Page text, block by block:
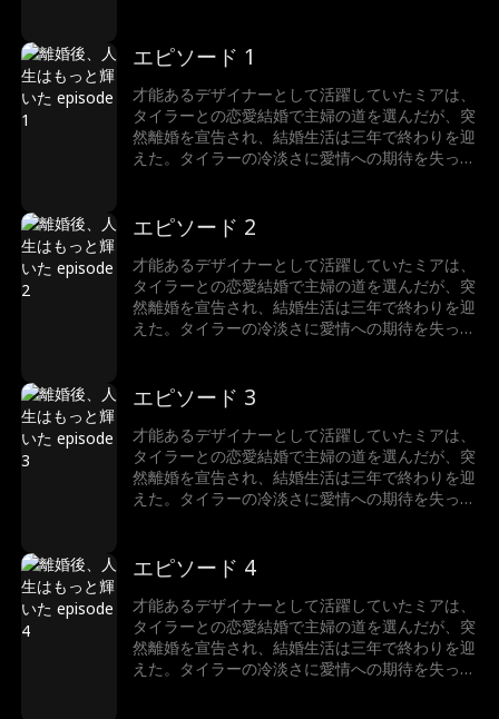
せ、自分の本心に気づいたタイラーとの愛を再燃
させるのだった…
エピソード 1
才能あるデザイナーとして活躍していたミアは、
タイラーとの恋愛結婚で主婦の道を選んだが、突
然離婚を宣告され、結婚生活は三年で終わりを迎
えた。タイラーの冷淡さに愛情への期待を失った
せ、自分の本心に気づいたタイラーとの愛を再燃
させるのだった…
エピソード 2
才能あるデザイナーとして活躍していたミアは、
タイラーとの恋愛結婚で主婦の道を選んだが、突
然離婚を宣告され、結婚生活は三年で終わりを迎
えた。タイラーの冷淡さに愛情への期待を失った
せ、自分の本心に気づいたタイラーとの愛を再燃
させるのだった…
エピソード 3
才能あるデザイナーとして活躍していたミアは、
タイラーとの恋愛結婚で主婦の道を選んだが、突
然離婚を宣告され、結婚生活は三年で終わりを迎
えた。タイラーの冷淡さに愛情への期待を失った
せ、自分の本心に気づいたタイラーとの愛を再燃
させるのだった…
エピソード 4
才能あるデザイナーとして活躍していたミアは、
タイラーとの恋愛結婚で主婦の道を選んだが、突
然離婚を宣告され、結婚生活は三年で終わりを迎
えた。タイラーの冷淡さに愛情への期待を失った